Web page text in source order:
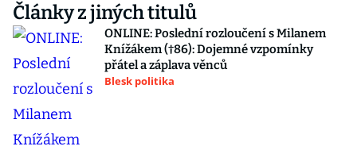
Články z jiných titulů
ONLINE: Poslední rozloučení s Milanem
Knížákem (†86): Dojemné vzpomínky
přátel a záplava věnců
Blesk politika